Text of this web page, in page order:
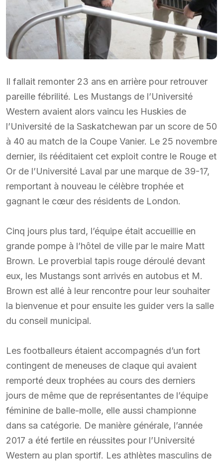
Il fallait remonter 23 ans en arrière pour retrouver
pareille fébrilité. Les Mustangs de l’Université
Western avaient alors vaincu les Huskies de
l’Université de la Saskatchewan par un score de 50
à 40 au match de la Coupe Vanier. Le 25 novembre
dernier, ils rééditaient cet exploit contre le Rouge et
Or de l’Université Laval par une marque de 39-17,
remportant à nouveau le célèbre trophée et
gagnant le cœur des résidents de London.
Cinq jours plus tard, l’équipe était accueillie en
grande pompe à l’hôtel de ville par le maire Matt
Brown. Le proverbial tapis rouge déroulé devant
eux, les Mustangs sont arrivés en autobus et M.
Brown est allé à leur rencontre pour leur souhaiter
la bienvenue et pour ensuite les guider vers la salle
du conseil municipal.
Les footballeurs étaient accompagnés d’un fort
contingent de meneuses de claque qui avaient
remporté deux trophées au cours des derniers
jours de même que de représentantes de l’équipe
féminine de balle-molle, elle aussi championne
dans sa catégorie. De manière générale, l’année
2017 a été fertile en réussites pour l’Université
Western au plan sportif. Les athlètes masculins de